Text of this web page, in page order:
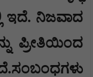
ಇದೆ. ನಿಜವಾದ
ಪ್ರೀತಿಯಿಂದ